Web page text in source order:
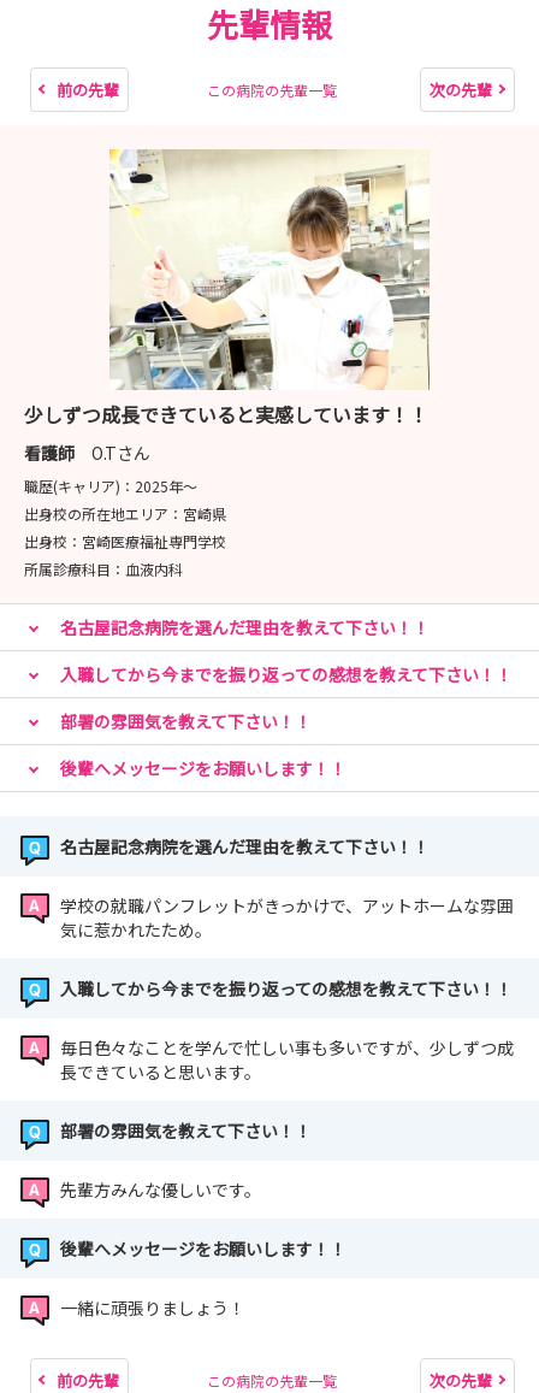
先輩情報
前の先輩 この病院の先輩一覧 次の先輩
少しずつ成長できていると実感しています！！
看護師 O.Tさん
職歴(キャリア)： 2025年〜
出身校の所在地エリア： 宮崎県
出身校： 宮崎医療福祉専門学校
所属診療科目： 血液内科
名古屋記念病院を選んだ理由を教えて下さい！！
入職してから今までを振り返っての感想を教えて下さい！！
部署の雰囲気を教えて下さい！！
後輩へメッセージをお願いします！！
名古屋記念病院を選んだ理由を教えて下さい！！
学校の就職パンフレットがきっかけで、アットホームな雰囲
気に惹かれたため。
入職してから今までを振り返っての感想を教えて下さい！！
毎日色々なことを学んで忙しい事も多いですが、少しずつ成
長できていると思います。
部署の雰囲気を教えて下さい！！
先輩方みんな優しいです。
後輩へメッセージをお願いします！！
一緒に頑張りましょう！
前の先輩 この病院の先輩一覧 次の先輩